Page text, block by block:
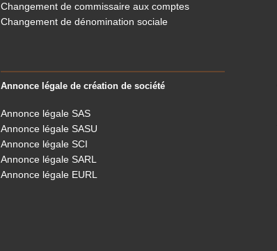
Changement de commissaire aux comptes
Changement de dénomination sociale
Annonce légale de création de société
Annonce légale SAS
Annonce légale SASU
Annonce légale SCI
Annonce légale SARL
Annonce légale EURL